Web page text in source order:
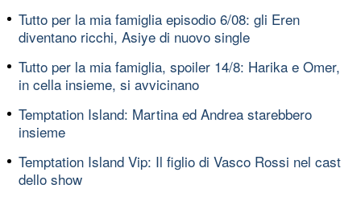
Tutto per la mia famiglia episodio 6/08: gli Eren
diventano ricchi, Asiye di nuovo single
Tutto per la mia famiglia, spoiler 14/8: Harika e Omer,
in cella insieme, si avvicinano
Temptation Island: Martina ed Andrea starebbero
insieme
Temptation Island Vip: Il figlio di Vasco Rossi nel cast
dello show